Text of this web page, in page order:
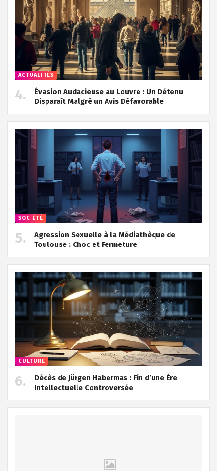
ACTUALITÉS
Évasion Audacieuse au Louvre : Un Détenu
Disparaît Malgré un Avis Défavorable
SOCIÉTÉ
Agression Sexuelle à la Médiathèque de
Toulouse : Choc et Fermeture
CULTURE
Décès de Jürgen Habermas : Fin d’une Ère
Intellectuelle Controversée